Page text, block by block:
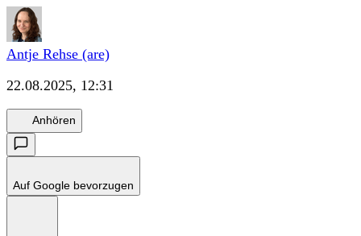
Antje Rehse (are)
22.08.2025, 12:31
Anhören
Auf Google bevorzugen